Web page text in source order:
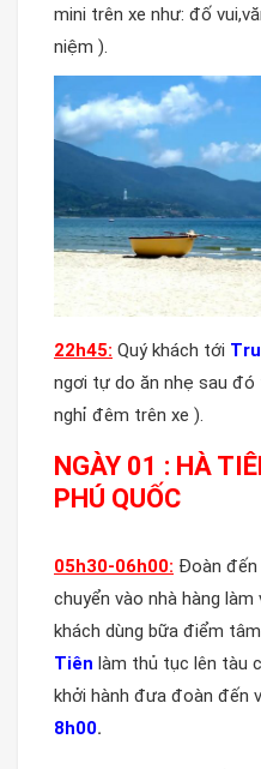
mini trên xe như: đố
niệm ).
22h45: Quý khách tới
ngơi tự do ăn nhẹ sau
nghỉ đêm trên xe ).
NGÀY 01 : HÀ
PHÚ QUỐC
05h30-06h00: Đoàn đến
chuyển vào nhà hàng
khách dùng bữa điểm
Tiên làm thủ tục lên tàu
khởi hành đưa đoàn đến
8h00.